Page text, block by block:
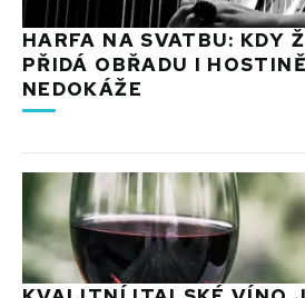
HARFA NA SVATBU: KDY
PŘIDÁ OBŘADU I
NEDOKÁŽE